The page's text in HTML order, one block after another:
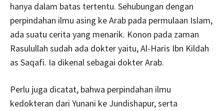
hanya dalam batas tertentu. Sehubungan dengan
perpindahan ilmu asing ke Arab pada permulaan Islam,
ada suatu cerita yang menarik. Konon pada zaman
Rasulullah sudah ada dokter yaitu, Al-Haris Ibn Kildah
as Saqafi. Ia dikenal sebagai dokter Arab.
Perlu juga dicatat, bahwa perpindahan ilmu
kedokteran dari Yunani ke Jundishapur, serta